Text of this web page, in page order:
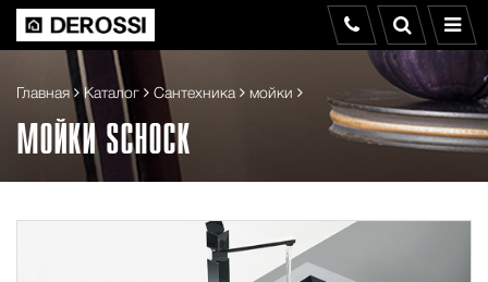
Главная Каталог Сантехника мойки
МОЙКИ SCHOCK